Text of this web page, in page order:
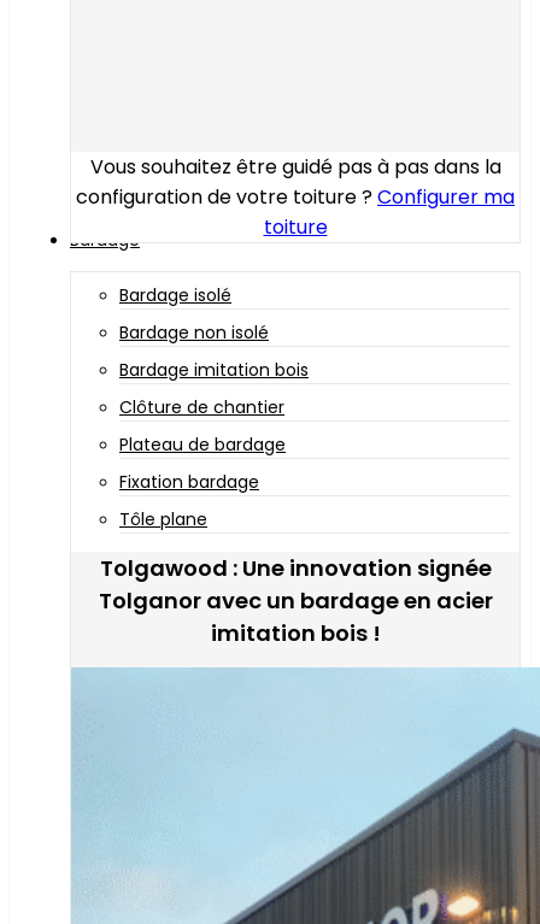
Vous souhaitez être guidé pas à pas dans la
configuration de votre toiture ?Configurer ma
toiture
Bardage
Bardage isolé
Bardage non isolé
Bardage imitation bois
Clôture de chantier
Plateau de bardage
Fixation bardage
Tôle plane
Tolgawood : Une innovation signée
Tolganor avec un bardage en acier
imitation bois !